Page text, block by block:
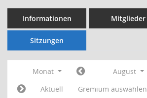
Informationen Mitglieder
Sitzungen
Monat August
Aktuell
Gremium auswählen